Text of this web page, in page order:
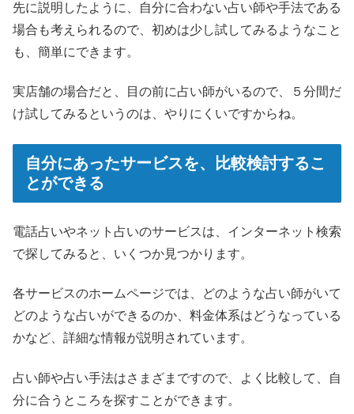
先に説明したように、自分に合わない占い師や手法である
場合も考えられるので、初めは少し試してみるようなこと
も、簡単にできます。
実店舗の場合だと、目の前に占い師がいるので、５分間だ
け試してみるというのは、やりにくいですからね。
自分にあったサービスを、比較検討するこ
とができる
電話占いやネット占いのサービスは、インターネット検索
で探してみると、いくつか見つかります。
各サービスのホームページでは、どのような占い師がいて
どのような占いができるのか、料金体系はどうなっている
かなど、詳細な情報が説明されています。
占い師や占い手法はさまざまですので、よく比較して、自
分に合うところを探すことができます。